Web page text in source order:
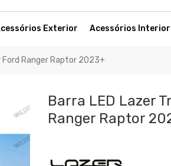
Exterior Acessórios Interior
Ford Ranger Raptor 2023+
Barra LED Lazer
Ranger Raptor